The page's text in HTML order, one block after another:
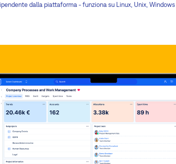
dalla piattaforma - funziona su Linux, Unix,